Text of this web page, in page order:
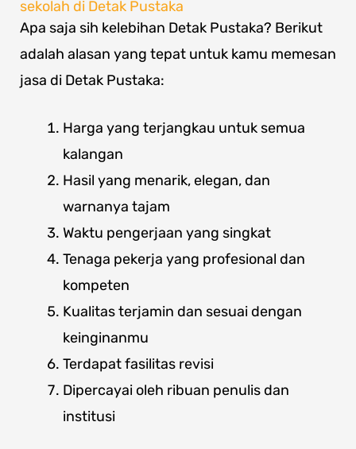
sekolah di Detak Pustaka
Apa saja sih kelebihan Detak Pustaka? Berikut
adalah alasan yang tepat untuk kamu memesan
jasa di Detak Pustaka:
Harga yang terjangkau untuk semua
kalangan
Hasil yang menarik, elegan, dan
warnanya tajam
Waktu pengerjaan yang singkat
Tenaga pekerja yang profesional dan
kompeten
Kualitas terjamin dan sesuai dengan
keinginanmu
Terdapat fasilitas revisi
Dipercayai oleh ribuan penulis dan
institusi